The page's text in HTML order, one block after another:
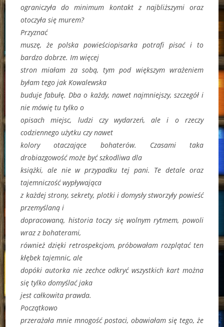
ograniczyła do minimum kontakt z najbliższymi oraz
otoczyła się murem?
Przyznać
muszę, że polska powieściopisarka potrafi pisać i to
bardzo dobrze. Im więcej
stron miałam za sobą, tym pod większym wrażeniem
byłam tego jak Kowalewska
buduje fabułę. Dba o każdy, nawet najmniejszy, szczegół i
nie mówię tu tylko o
opisach miejsc, ludzi czy wydarzeń, ale i o rzeczy
codziennego użytku czy nawet
kolory otaczające bohaterów. Czasami taka
drobiazgowość może być szkodliwa dla
książki, ale nie w przypadku tej pani. Te detale oraz
tajemniczość wypływająca
z każdej strony, sekrety, plotki i domysły stworzyły powieść
przemyślaną i
dopracowaną, historia toczy się wolnym rytmem, powoli
wraz z bohaterami,
również dzięki retrospekcjom, próbowałam rozplątać ten
kłębek tajemnic, ale
dopóki autorka nie zechce odkryć wszystkich kart można
się tylko domyślać jaka
jest całkowita prawda.
Początkowo
przerażała mnie mnogość postaci, obawiałam się tego, że